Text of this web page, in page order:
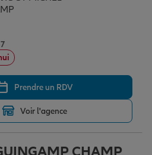
Prendre un RDV
Voir l'agence